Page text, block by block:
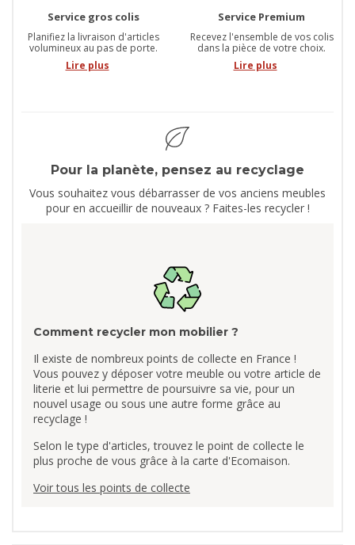
Service gros colis
Planifiez la livraison d'articles
volumineux au pas de porte.
Lire plus
Service Premium
Recevez l'ensemble de vos colis
dans la pièce de votre choix.
Lire plus
Pour la planète, pensez au recyclage
Vous souhaitez vous débarrasser de vos anciens meubles
pour en accueillir de nouveaux ? Faites-les recycler !
Comment recycler mon mobilier ?
Il existe de nombreux points de collecte en France !
Vous pouvez y déposer votre meuble ou votre article de
literie et lui permettre de poursuivre sa vie, pour un
nouvel usage ou sous une autre forme grâce au
recyclage !
Selon le type d'articles, trouvez le point de collecte le
plus proche de vous grâce à la carte d'Ecomaison.
Voir tous les points de collecte